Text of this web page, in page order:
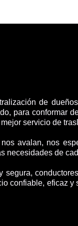
de
para conformar
servicio de
avalan, nos
necesidades de
segura,
confiable, eficaz